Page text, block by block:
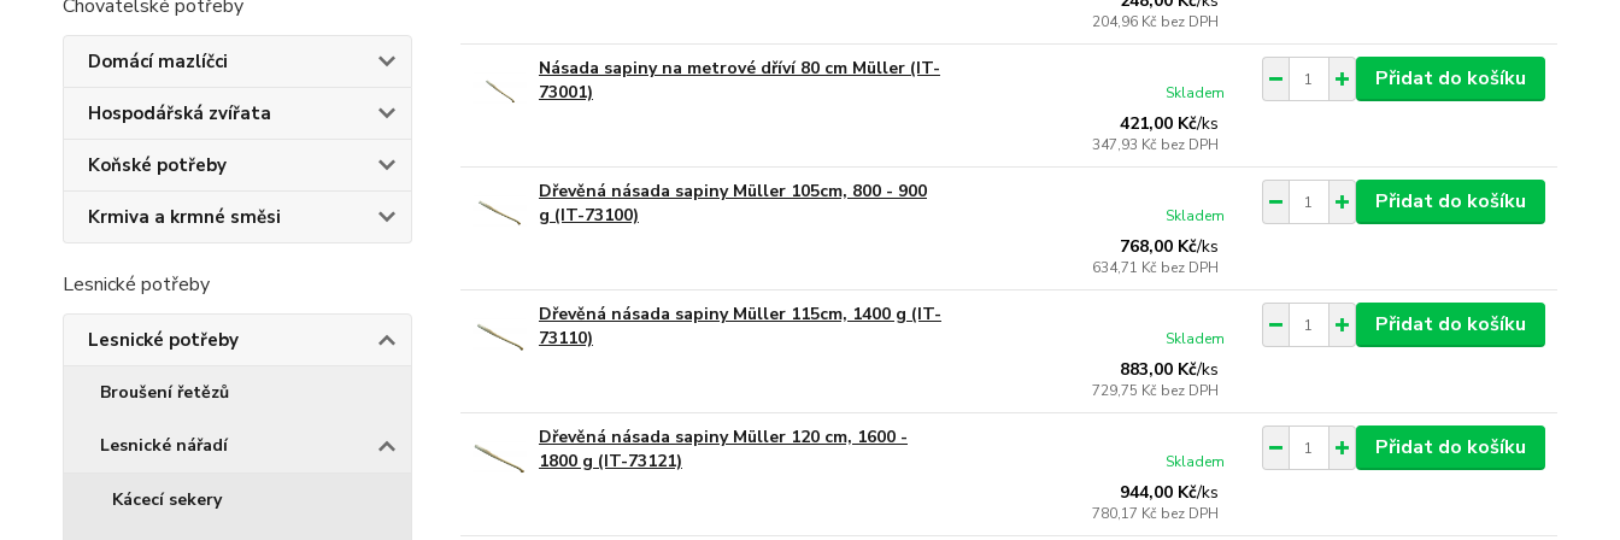
Chovatelské potřeby
Domácí mazlíčci
Hospodářská zvířata
Koňské potřeby
Krmiva a krmné směsi
Lesnické potřeby
Lesnické potřeby
Broušení řetězů
Lesnické nářadí
Kácecí sekery
204,96 Kč bez DPH
Násada sapiny na metrové dříví 80 cm Müller (IT-
73001)
421,00 Kč/ks
347,93 Kč bez DPH
Skladem
Přidat do košíku
Dřevěná násada sapiny Müller 105cm, 800 - 900
g (IT-73100)
768,00 Kč/ks
634,71 Kč bez DPH
Skladem
Přidat do košíku
Dřevěná násada sapiny Müller 115cm, 1400 g (IT-
73110)
883,00 Kč/ks
729,75 Kč bez DPH
Skladem
Přidat do košíku
Dřevěná násada sapiny Müller 120 cm, 1600 -
1800 g (IT-73121)
944,00 Kč/ks
780,17 Kč bez DPH
Skladem
Přidat do košíku